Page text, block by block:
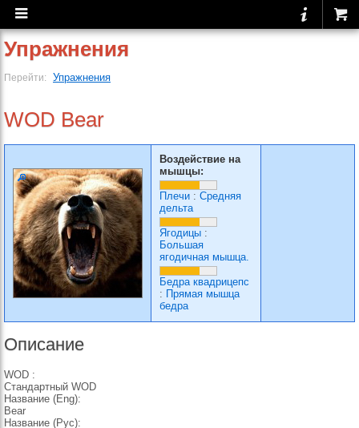
Упражнения
Перейти: Упражнения
WOD Bear
Воздействие на
мышцы:
Плечи : Средняя
дельта
Ягодицы :
Большая
ягодичная мышца.
Бедра квадрицепс
: Прямая мышца
бедра
Описание
WOD :
Стандартный WOD
Название (Eng):
Bear
Название (Рус):